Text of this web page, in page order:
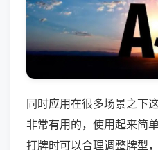
同时应用在很多场景之下
非常有用的，使用起来简
打牌时可以合理调整牌型